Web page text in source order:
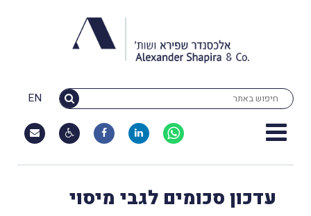
EN
עדכון סכומים לגבי מיסוי